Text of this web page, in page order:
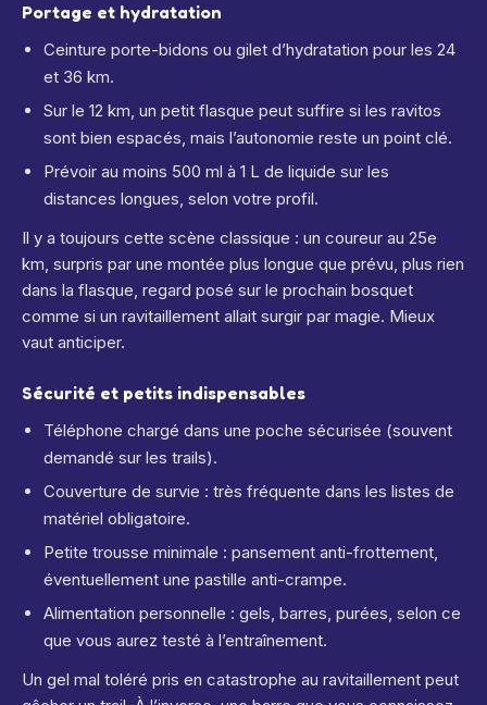
Portage et hydratation
Ceinture porte-bidons ou gilet d’hydratation pour les 24
et 36 km.
Sur le 12 km, un petit flasque peut suffire si les ravitos
sont bien espacés, mais l’autonomie reste un point clé.
Prévoir au moins 500 ml à 1 L de liquide sur les
distances longues, selon votre profil.
Il y a toujours cette scène classique : un coureur au 25e
km, surpris par une montée plus longue que prévu, plus rien
dans la flasque, regard posé sur le prochain bosquet
comme si un ravitaillement allait surgir par magie. Mieux
vaut anticiper.
Sécurité et petits indispensables
Téléphone chargé dans une poche sécurisée (souvent
demandé sur les trails).
Couverture de survie : très fréquente dans les listes de
matériel obligatoire.
Petite trousse minimale : pansement anti-frottement,
éventuellement une pastille anti-crampe.
Alimentation personnelle : gels, barres, purées, selon ce
que vous aurez testé à l’entraînement.
Un gel mal toléré pris en catastrophe au ravitaillement peut